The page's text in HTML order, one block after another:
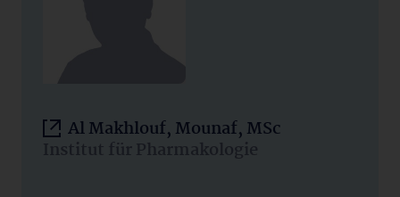
Al Makhlouf, Mounaf, MSc
Institut für Pharmakologie